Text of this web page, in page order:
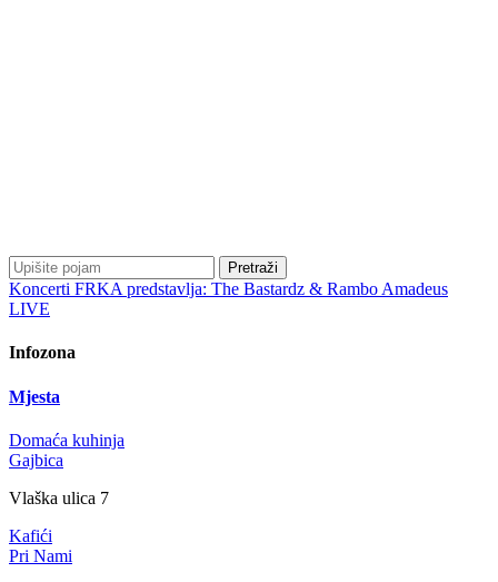
Pretraži
Koncerti FRKA predstavlja: The Bastardz & Rambo Amadeus
LIVE
Infozona
Mjesta
Domaća kuhinja
Gajbica
Vlaška ulica 7
Kafići
Pri Nami